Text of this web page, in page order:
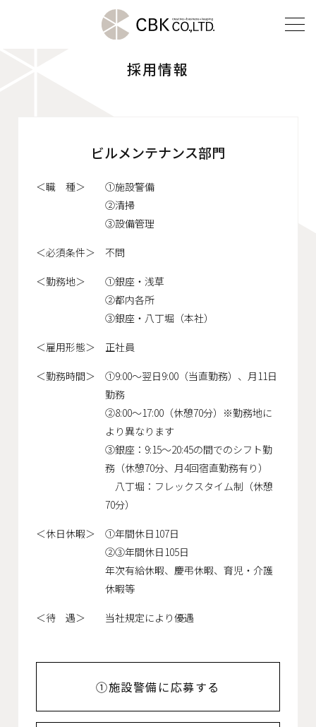
ビルメンテナンス部門
会社案内
沿革
役員一覧
グループ会社
採用情報
協力会社・スタッフ募集
お問い合わせ
採用情報
ビルメンテナンス部門
＜職 種＞
①施設警備
②清掃
③設備管理
＜必須条件＞ 不問
＜勤務地＞
①銀座・浅草
②都内各所
③銀座・八丁堀（本社）
＜雇用形態＞ 正社員
＜勤務時間＞
①9:00～翌日9:00（当直勤務）、月11日
勤務
②8:00～17:00（休憩70分）※勤務地に
より異なります
③銀座：9:15～20:45の間でのシフト勤
務（休憩70分、月4回宿直勤務有り）
八丁堀：フレックスタイム制（休憩
70分）
＜休日休暇＞
①年間休日107日
②③年間休日105日
年次有給休暇、慶弔休暇、育児・介護
休暇等
＜待 遇＞ 当社規定により優遇
①施設警備に応募する